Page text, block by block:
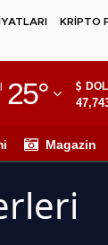
KRİPTO
25°
Magazin